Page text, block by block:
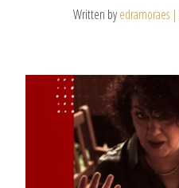
Written byedramoraes|